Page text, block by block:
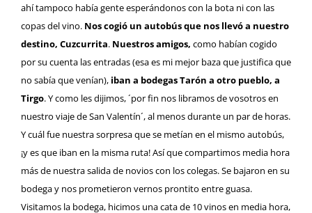
ahí tampoco había gente esperándonos con la bota ni con las
copas del vino. Nos cogió un autobús que nos llevó a nuestro
destino, Cuzcurrita. Nuestros amigos, como habían cogido
por su cuenta las entradas (esa es mi mejor baza que justifica que
no sabía que venían), iban a bodegas Tarón a otro pueblo, a
Tirgo. Y como les dijimos, ´por fin nos libramos de vosotros en
nuestro viaje de San Valentín´, al menos durante un par de horas.
Y cuál fue nuestra sorpresa que se metían en el mismo autobús,
¡y es que iban en la misma ruta! Así que compartimos media hora
más de nuestra salida de novios con los colegas. Se bajaron en su
bodega y nos prometieron vernos prontito entre guasa.
Visitamos la bodega, hicimos una cata de 10 vinos en media hora,